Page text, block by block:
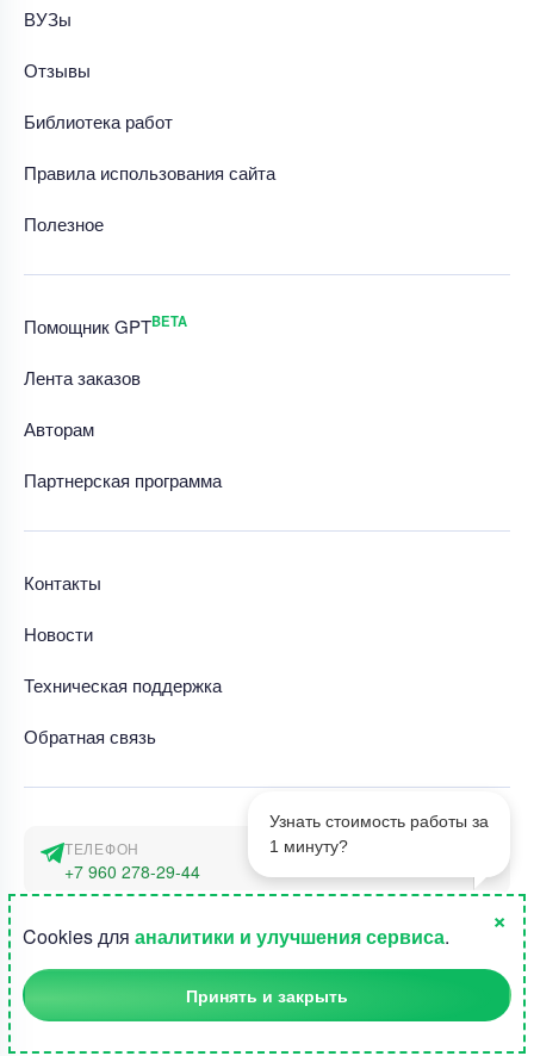
1
Узнать стоимость работы за
1 минуту?
ВУЗы
Отзывы
Библиотека работ
Правила использования сайта
Полезное
Помощник GPTBETA
Лента заказов
Авторам
Партнерская программа
Контакты
Новости
Техническая поддержка
Обратная связь
ТЕЛЕФОН
+7 960 278-29-44
г. Москва, наб. Тараса Шевченко 23а
©2015-2026, Студландия -
Cookies для аналитики и улучшения сервиса.
×
Принять и закрыть